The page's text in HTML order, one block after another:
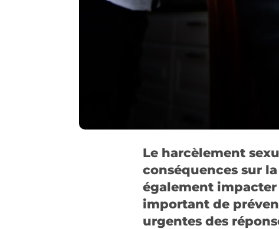
Le harcèlement
conséquences sur
également
important de
urgentes des